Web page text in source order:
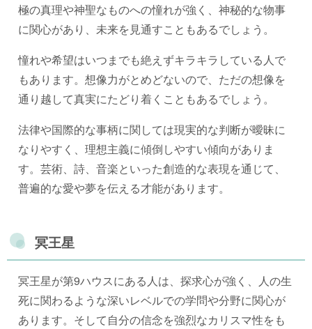
極の真理や神聖なものへの憧れが強く、神秘的な物事
に関心があり、未来を見通すこともあるでしょう。
憧れや希望はいつまでも絶えずキラキラしている人で
もあります。想像力がとめどないので、ただの想像を
通り越して真実にたどり着くこともあるでしょう。
法律や国際的な事柄に関しては現実的な判断が曖昧に
なりやすく、理想主義に傾倒しやすい傾向がありま
す。芸術、詩、音楽といった創造的な表現を通じて、
普遍的な愛や夢を伝える才能があります。
冥王星
冥王星が第9ハウスにある人は、探求心が強く、人の生
死に関わるような深いレベルでの学問や分野に関心が
あります。そして自分の信念を強烈なカリスマ性をも